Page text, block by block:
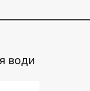
води